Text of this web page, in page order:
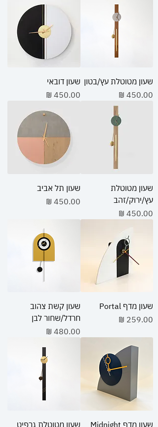
שעון מטוטלת עץ/בטון
מחיר
שעון דובאי
מחיר
שעון מטוטלת
עץ/ירוק/זהב
מחיר
שעון תל אביב
מחיר
שעון מדף Portal
מחיר
שעון קשת צהוב
חרדל/שחור לבן
מחיר
שעון מדף Midnight שעון מטוטלת גרפיט